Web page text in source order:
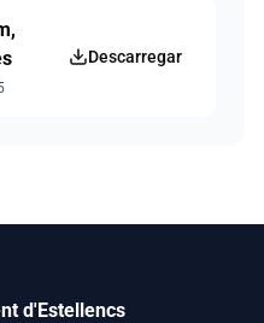
Descarregar
d'Estellencs